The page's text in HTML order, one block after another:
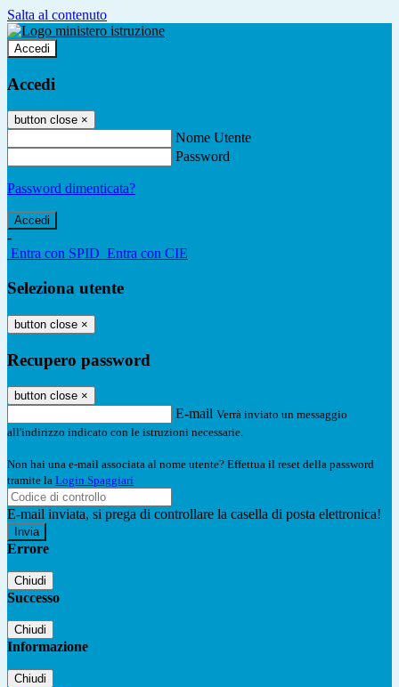
Salta al contenuto
Accedi
Accedi
button close ×
Nome Utente
Password
Password dimenticata?
-
Entra con SPID Entra con CIE
Seleziona utente
button close ×
Recupero password
button close ×
E-mail Verrà inviato un messaggio
all'indirizzo indicato con le istruzioni necessarie.
Non hai una e-mail associata al nome utente? Effettua il reset della password
tramite la Login Spaggiari
E-mail inviata, si prega di controllare la casella di posta elettronica!
Errore
Chiudi
Successo
Chiudi
Informazione
Chiudi